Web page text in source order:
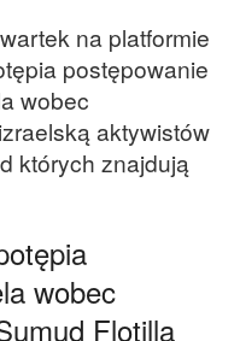
na platformie
postępowanie
wobec
aktywistów
których znajdują
wobec
Flotilla